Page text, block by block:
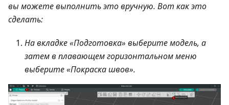
вы можете выполнить это вручную. Вот как это
сделать:
На вкладке «Подготовка» выберите модель, а
затем в плавающем горизонтальном меню
выберите «Покраска швов».